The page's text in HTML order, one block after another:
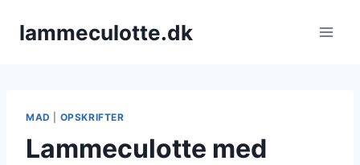
lammeculotte.dk
MAD OPSKRIFTER
Lammeculotte med